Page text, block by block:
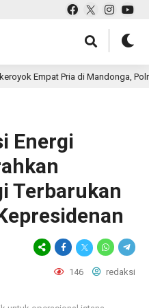
Pria di Mandonga, Polresta
Energi
Terbarukan
146 redaksi